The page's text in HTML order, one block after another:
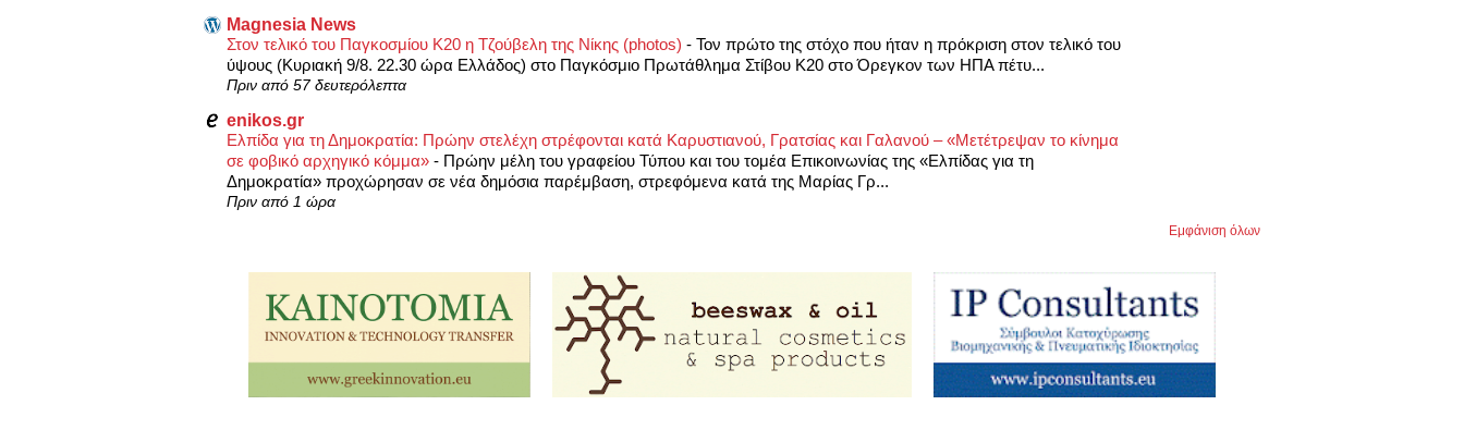
Magnesia News
Στον τελικό του Παγκοσμίου Κ20 η Τζούβελη της Νίκης (photos) - Τον πρώτο της στόχο που ήταν η πρόκριση στον τελικό του
ύψους (Κυριακή 9/8. 22.30 ώρα Ελλάδος) στο Παγκόσμιο Πρωτάθλημα Στίβου Κ20 στο Όρεγκον των ΗΠΑ πέτυ...
Πριν από 57 δευτερόλεπτα
enikos.gr
Ελπίδα για τη Δημοκρατία: Πρώην στελέχη στρέφονται κατά Καρυστιανού, Γρατσίας και Γαλανού – «Μετέτρεψαν το κίνημα
σε φοβικό αρχηγικό κόμμα» - Πρώην μέλη του γραφείου Τύπου και του τομέα Επικοινωνίας της «Ελπίδας για τη
Δημοκρατία» προχώρησαν σε νέα δημόσια παρέμβαση, στρεφόμενα κατά της Μαρίας Γρ...
Πριν από 1 ώρα
Εμφάνιση όλων